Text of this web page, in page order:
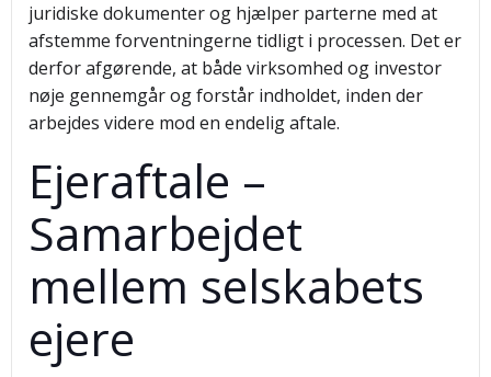
juridiske dokumenter og hjælper parterne med at
afstemme forventningerne tidligt i processen. Det er
derfor afgørende, at både virksomhed og investor
nøje gennemgår og forstår indholdet, inden der
arbejdes videre mod en endelig aftale.
Ejeraftale –
Samarbejdet
mellem selskabets
ejere